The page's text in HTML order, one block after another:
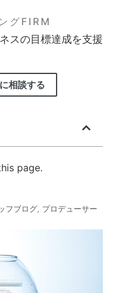
グFIRM
スの目標達成を支援
相談する
page.
フブログ, プロデューサー